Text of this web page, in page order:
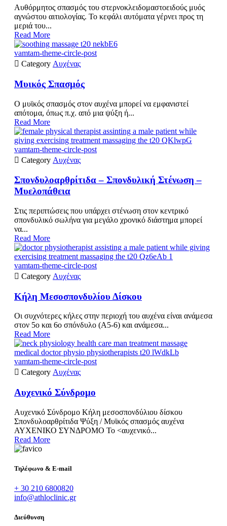
Αυθόρμητος σπασμός του στερνοκλειδομαστοειδούς μυός
αγνώστου αιτιολογίας. Το κεφάλι αυτόματα γέρνει προς τη
μεριά του...
Read More
vamtam-theme-circle-post
 Category Αυχένας
Μυικός Σπασμός
Ο μυϊκός σπασμός στον αυχένα μπορεί να εμφανιστεί
απότομα, όπως π.χ. από μια ψύξη ή...
Read More
vamtam-theme-circle-post
 Category Αυχένας
Σπονδυλοαρθρίτιδα – Σπονδυλική Στένωση –
Μυελοπάθεια
Στις περιπτώσεις που υπάρχει στένωση στον κεντρικό
σπονδυλικό σωλήνα για μεγάλο χρονικό διάστημα μπορεί
να...
Read More
vamtam-theme-circle-post
 Category Αυχένας
Κήλη Μεσοσπονδυλίου Δίσκου
Οι συχνότερες κήλες στην περιοχή του αυχένα είναι ανάμεσα
στον 5ο και 6ο σπόνδυλο (Α5-6) και ανάμεσα...
Read More
vamtam-theme-circle-post
 Category Αυχένας
Αυχενικό Σύνδρομο
Αυχενικό Σύνδρομο Κήλη μεσοσπονδύλιου δίσκου
Σπονδυλοαρθρίτιδα Ψύξη / Μυϊκός σπασμός αυχένα
ΑΥΧΕΝΙΚΟ ΣΥΝΔΡΟΜΟ Το <αυχενικό...
Read More
Τηλέφωνο & E-mail
+ 30 210 6800820
info@athloclinic.gr
Διεύθυνση